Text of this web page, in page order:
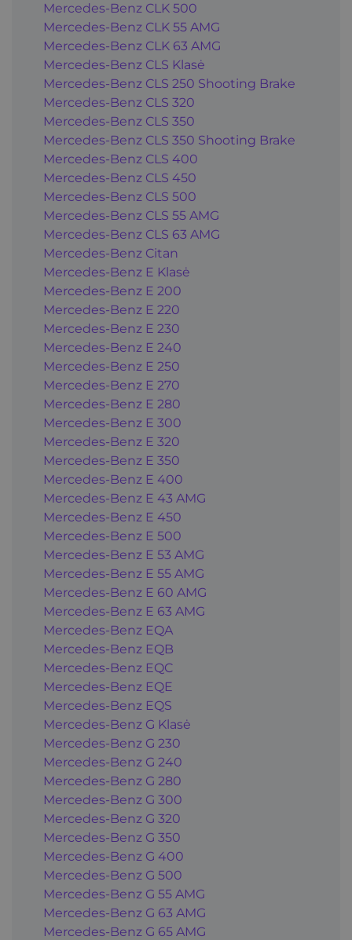
Mercedes-Benz CLK 500
Mercedes-Benz CLK 55 AMG
Mercedes-Benz CLK 63 AMG
Mercedes-Benz CLS Klasė
Mercedes-Benz CLS 250 Shooting Brake
Mercedes-Benz CLS 320
Mercedes-Benz CLS 350
Mercedes-Benz CLS 350 Shooting Brake
Mercedes-Benz CLS 400
Mercedes-Benz CLS 450
Mercedes-Benz CLS 500
Mercedes-Benz CLS 55 AMG
Mercedes-Benz CLS 63 AMG
Mercedes-Benz Citan
Mercedes-Benz E Klasė
Mercedes-Benz E 200
Mercedes-Benz E 220
Mercedes-Benz E 230
Mercedes-Benz E 240
Mercedes-Benz E 250
Mercedes-Benz E 270
Mercedes-Benz E 280
Mercedes-Benz E 300
Mercedes-Benz E 320
Mercedes-Benz E 350
Mercedes-Benz E 400
Mercedes-Benz E 43 AMG
Mercedes-Benz E 450
Mercedes-Benz E 500
Mercedes-Benz E 53 AMG
Mercedes-Benz E 55 AMG
Mercedes-Benz E 60 AMG
Mercedes-Benz E 63 AMG
Mercedes-Benz EQA
Mercedes-Benz EQB
Mercedes-Benz EQC
Mercedes-Benz EQE
Mercedes-Benz EQS
Mercedes-Benz G Klasė
Mercedes-Benz G 230
Mercedes-Benz G 240
Mercedes-Benz G 280
Mercedes-Benz G 300
Mercedes-Benz G 320
Mercedes-Benz G 350
Mercedes-Benz G 400
Mercedes-Benz G 500
Mercedes-Benz G 55 AMG
Mercedes-Benz G 63 AMG
Mercedes-Benz G 65 AMG